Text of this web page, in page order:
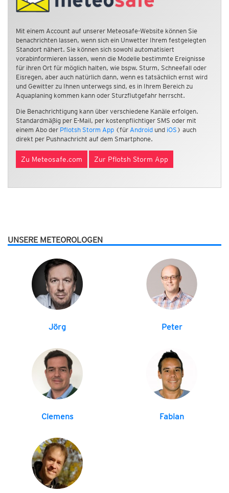
Mit einem Account auf unserer Meteosafe-Website können Sie
benachrichten lassen, wenn sich ein Unwetter Ihrem festgelegten
Standort nähert. Sie können sich sowohl automatisiert
vorabinformieren lassen, wenn die Modelle bestimmte Ereignisse
für ihren Ort für möglich halten, wie bspw. Sturm, Schneefall oder
Eisregen, aber auch natürlich dann, wenn es tatsächlich ernst wird
und Gewitter zu Ihnen unterwegs sind, es in Ihrem Bereich zu
Aquaplaning kommen kann oder Sturzflutgefahr herrscht.
Die Benachrichtigung kann über verschiedene Kanäle erfolgen.
Standardmäßig per E-Mail, per kostenpflichtiger SMS oder mit
einem Abo der Pflotsh Storm App (für Android und iOS ) auch
direkt per Pushnachricht auf dem Smartphone.
Zu Meteosafe.com Zur Pflotsh Storm App
UNSERE METEOROLOGEN
Jörg Peter
Clemens Fabian